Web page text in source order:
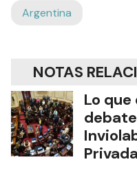
Argentina
NOTAS
Lo
Privada